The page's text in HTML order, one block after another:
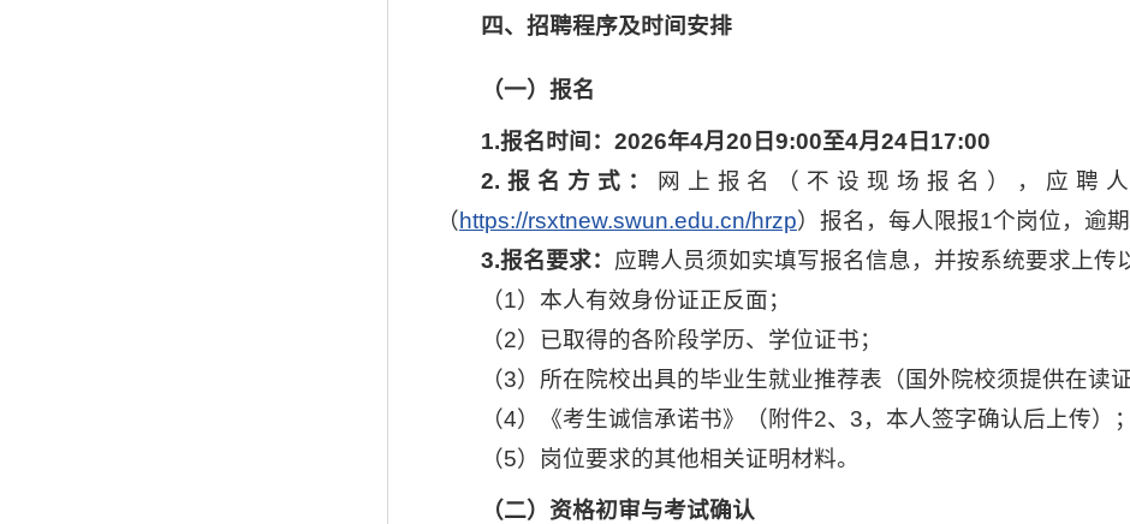
四、招聘程序及时间安排
（一）报名
1.报名时间 ：2026年4月20日9:00至4月24日17:00
2. 报名方式 ：
网上报名（不设现场报名），应聘
（ https://rsxtnew.swun.edu.cn/hrzp）报名，每人限报1个岗位，逾期
3.报名要求： 应聘人员须如实填写报名信息，并按系统要求上传
（1）本人有效身份证正反面；
（2）已取得的各阶段学历、学位证书；
（3）所在院校出具的毕业生就业推荐表（国外院校须提供在读证
（4）《考生诚信承诺书》（附件2、3，本人签字确认后上传）；
（5）岗位要求的其他相关证明材料。
（二） 资格初审与考试确认